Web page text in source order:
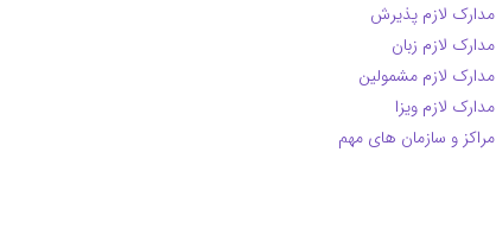
مدارک لازم پذیرش
مدارک لازم زبان
مدارک لازم مشمولین
مدارک لازم ویزا
مراکز و سازمان های مهم